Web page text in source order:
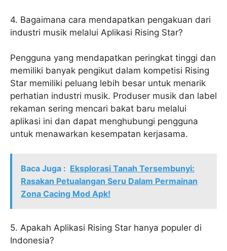
4. Bagaimana cara mendapatkan pengakuan dari
industri musik melalui Aplikasi Rising Star?
Pengguna yang mendapatkan peringkat tinggi dan
memiliki banyak pengikut dalam kompetisi Rising
Star memiliki peluang lebih besar untuk menarik
perhatian industri musik. Produser musik dan label
rekaman sering mencari bakat baru melalui
aplikasi ini dan dapat menghubungi pengguna
untuk menawarkan kesempatan kerjasama.
Baca Juga : Eksplorasi Tanah Tersembunyi:
Rasakan Petualangan Seru Dalam Permainan
Zona Cacing Mod Apk!
5. Apakah Aplikasi Rising Star hanya populer di
Indonesia?